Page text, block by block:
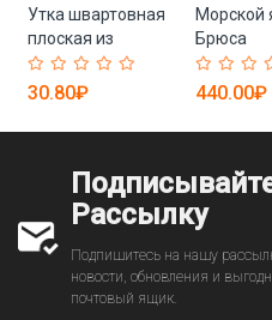
Утка швартовная
плоская из
оцинкованного
железа
30.80₽
Морской
Брюса
440.00₽
Рассылку
Подпишитесь на нашу
новости, обновления и
почтовый ящик.